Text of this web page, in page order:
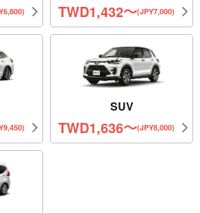
TWD1,432〜(JPY7,000)
SUV
TWD1,636〜(JPY8,000)